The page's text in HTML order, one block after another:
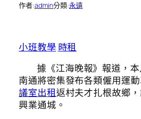
作者:admin分類:永遠
小班教學 時租
據《江海晚報》報道，本
南通將密集發布各類僱用運
議室出租返村夫才扎根故鄉
興業通城。